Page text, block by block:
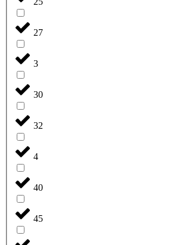
27
3
30
32
4
40
45